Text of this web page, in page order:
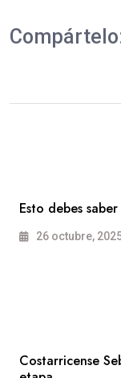
Esto debes
26 octubre,
Costarricense